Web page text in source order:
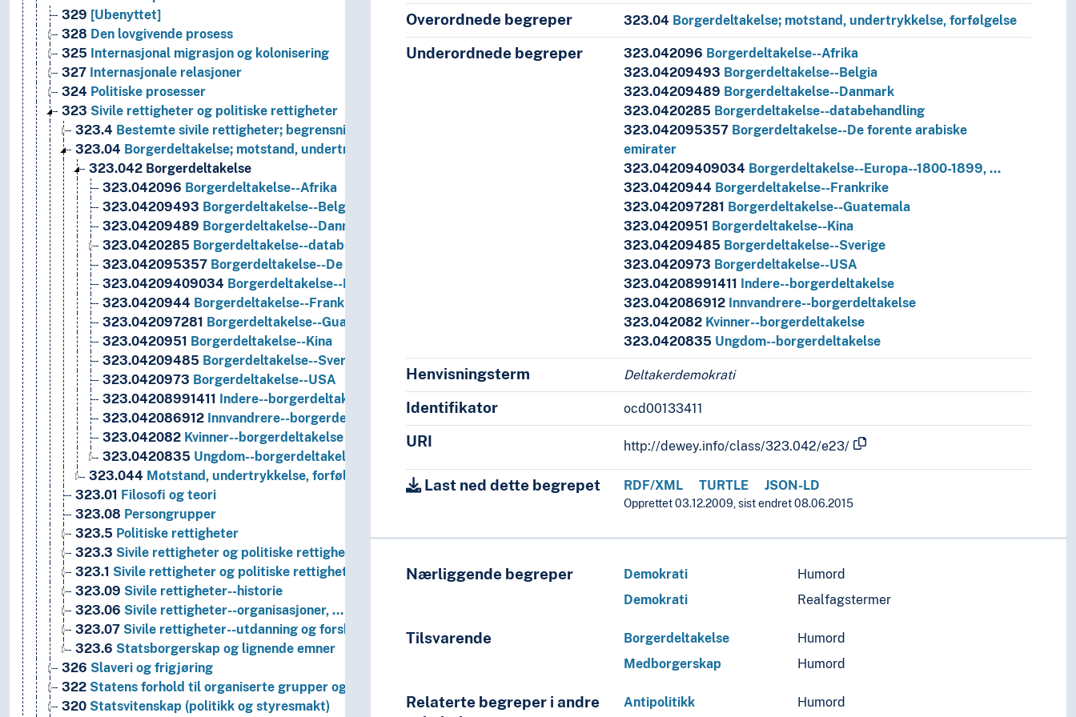
329 [Ubenyttet]
328 Den lovgivende prosess
325 Internasjonal migrasjon og kolonisering
327 Internasjonale relasjoner
324 Politiske prosesser
323 Sivile rettigheter og politiske rettigheter
323.4 Bestemte sivile rettigheter; begrensning og inndragelse av sivile rettigheter
323.04 Borgerdeltakelse; motstand, undertrykkelse, forfølgelse
323.042 Borgerdeltakelse
323.042096 Borgerdeltakelse--Afrika
323.04209493 Borgerdeltakelse--Belgia
323.04209489 Borgerdeltakelse--Danmark
323.0420285 Borgerdeltakelse--databehandling
323.042095357 Borgerdeltakelse--De forente arabiske emirater
323.04209409034 Borgerdeltakelse--Europa--1800-1899, …
323.0420944 Borgerdeltakelse--Frankrike
323.042097281 Borgerdeltakelse--Guatemala
323.0420951 Borgerdeltakelse--Kina
323.04209485 Borgerdeltakelse--Sverige
323.0420973 Borgerdeltakelse--USA
323.04208991411
Indere--borgerdeltakelse
323.042086912 Innvandrere--borgerdeltakelse
323.042082 Kvinner--borgerdeltakelse
323.0420835 Ungdom--borgerdeltakelse
323.044 Motstand, undertrykkelse, forfølgelse
323.01 Filosofi og teori
323.08 Persongrupper
323.5 Politiske rettigheter
323.3 Sivile rettigheter og politiske rettigheter for andre sosiale grupper
323.1 Sivile rettigheter og politiske rettigheter for ikke-dominerende grupper
323.09 Sivile rettigheter--historie
323.06 Sivile rettigheter--organisasjoner, …
323.07 Sivile rettigheter--utdanning og forskning, …
323.6 Statsborgerskap og lignende emner
326 Slaveri og frigjøring
322 Statens forhold til organiserte grupper og deres medlemmer
320 Statsvitenskap (politikk og styresmakt)
Overordnede begreper 323.04 Borgerdeltakelse; motstand, undertrykkelse, forfølgelse
Underordnede begreper 323.042096 Borgerdeltakelse--Afrika
323.04209493 Borgerdeltakelse--Belgia
323.04209489 Borgerdeltakelse--Danmark
323.0420285 Borgerdeltakelse--databehandling
323.042095357 Borgerdeltakelse--De forente arabiske
emirater
323.04209409034 Borgerdeltakelse--Europa--1800-1899, …
323.0420944 Borgerdeltakelse--Frankrike
323.042097281 Borgerdeltakelse--Guatemala
323.0420951 Borgerdeltakelse--Kina
323.04209485 Borgerdeltakelse--Sverige
323.0420973 Borgerdeltakelse--USA
323.04208991411
Indere--borgerdeltakelse
323.042086912 Innvandrere--borgerdeltakelse
323.042082 Kvinner--borgerdeltakelse
323.0420835 Ungdom--borgerdeltakelse
Henvisningsterm Deltakerdemokrati
Identifikator ocd00133411
URI http://dewey.info/class/323.042/e23/
Last ned dette begrepet RDF/XML TURTLE JSON-LD
Opprettet 03.12.2009, sist endret 08.06.2015
Nærliggende begreper Demokrati
Humord
Demokrati
Realfagstermer
Tilsvarende Borgerdeltakelse
Humord
Medborgerskap
Humord
Relaterte begreper i andre
Antipolitikk Humord